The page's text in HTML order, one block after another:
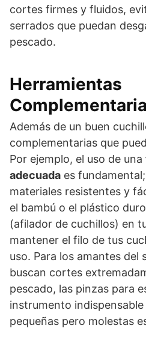
cortes firmes y fluidos,
serrados que puedan
pescado.
Herramientas
Además de un buen
complementarias que
Por ejemplo, el uso de una
adecuada es
materiales resistentes y
el bambú o el plástico
(afilador de cuchillos) en
mantener el filo de tus
uso. Para los amantes del
buscan cortes
pescado, las pinzas para
instrumento
pequeñas pero molestas